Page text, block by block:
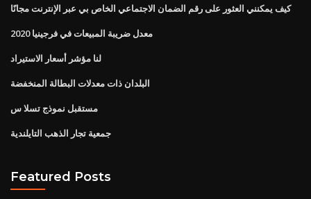
كيف يمكنني العثور على رقم الضمان الاجتماعي الخاص بي عبر الإنترنت مجانًا
معدل ضريبة المبيعات في فرجينيا 2020
لنا مؤشر أسعار الاستيراد
البلدان ذات معدلات البطالة المنخفضة
مستقبل نموذج تسلا س
جمعية تجار الذهب التايلندية
Featured Posts